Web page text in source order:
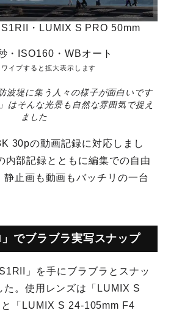
・LUMIX S PRO 50mm
・ISO160・WBオート
イプすると拡大表示します
波堤に集う人々の様子が面白いです
はそんな光景も自然な雰囲気で捉え
ました
30pの動画記録に対応しまし
内部記録とともに編集での自由
静止画も動画もバッチリの一台
でブラブラ実写スナップ
」を手にブラブラとスナッ
た。使用レンズは「LUMIX S
「LUMIX S 24-105mm F4